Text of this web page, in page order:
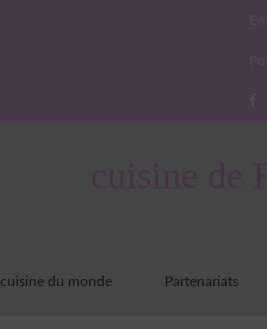
cuisine du monde Partenariats